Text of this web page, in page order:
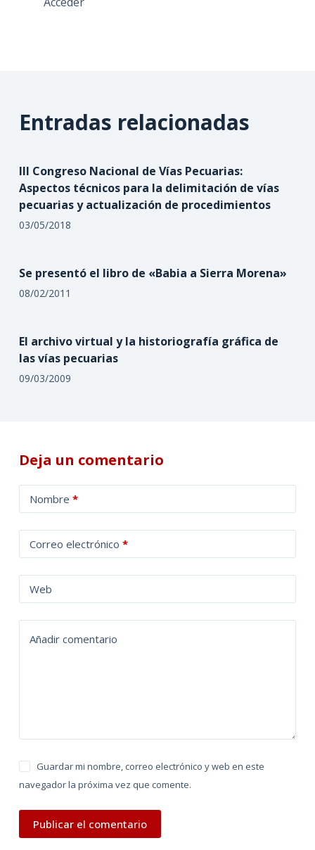
Entradas relacionadas
III Congreso Nacional de Vías Pecuarias:
Aspectos técnicos para la delimitación de vías
pecuarias y actualización de procedimientos
03/05/2018
Se presentó el libro de «Babia a Sierra Morena»
08/02/2011
El archivo virtual y la historiografía gráfica de
las vías pecuarias
09/03/2009
Deja un comentario
Nombre *
Correo electrónico *
Web
Añadir comentario
Guardar mi nombre, correo electrónico y web en este
navegador la próxima vez que comente.
Publicar el comentario
l
t
a
t